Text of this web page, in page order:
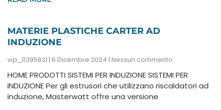
MATERIE PLASTICHE CARTER AD
INDUZIONE
wp_11395831 6 Dicembre 2024 Nessun commento
HOME PRODOTTI SISTEMI PER INDUZIONE SISTEMI PER
INDUZIONE Per gli estrusori che utilizzano riscaldatori ad
induzione, Masterwatt offre una versione